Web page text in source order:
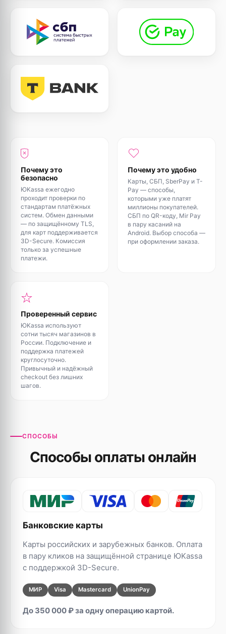
Почему это
безопасно
ЮKassa ежегодно
проходит проверки по
стандартам платёжных
систем. Обмен данными
— по защищённому TLS,
для карт поддерживается
3D-Secure. Комиссия
только за успешные
платежи.
Почему это удобно
Карты, СБП, SberPay и T-
Pay — способы,
которыми уже платят
миллионы покупателей.
СБП по QR-коду, Mir Pay
в пару касаний на
Android. Выбор способа —
при оформлении заказа.
Проверенный сервис
ЮKassa используют
сотни тысяч магазинов в
России. Подключение и
поддержка платежей
круглосуточно.
Привычный и надёжный
checkout без лишних
шагов.
СПОСОБЫ
Способы оплаты онлайн
Банковские карты
Карты российских и зарубежных банков. Оплата
в пару кликов на защищённой странице ЮKassa
с поддержкой 3D-Secure.
МИР Visa Mastercard UnionPay
До 350 000 ₽ за одну операцию картой.